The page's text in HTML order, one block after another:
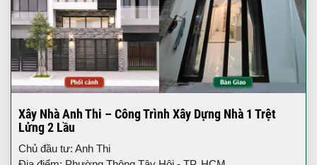
Xây Nhà Anh Thi – Công Trình Xây Dựng Nhà 1 Trệt
Lửng 2 Lầu
Chủ đầu tư: Anh Thi